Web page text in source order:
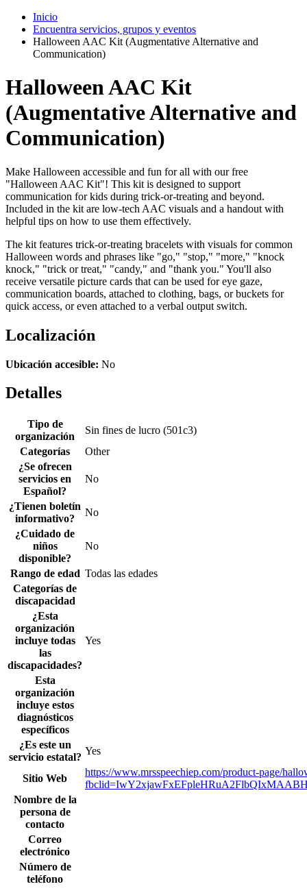
Inicio
Encuentra servicios, grupos y eventos
Halloween AAC Kit (Augmentative Alternative and
Communication)
Halloween AAC Kit
(Augmentative Alternative and
Communication)
Make Halloween accessible and fun for all with our free
"Halloween AAC Kit"! This kit is designed to support
communication for kids during trick-or-treating and beyond.
Included in the kit are low-tech AAC visuals and a handout with
helpful tips on how to use them effectively.
The kit features trick-or-treating bracelets with visuals for common
Halloween words and phrases like "go," "stop," "more," "knock
knock," "trick or treat," "candy," and "thank you." You'll also
receive versatile picture cards that can be used for eye gaze,
communication boards, attached to clothing, bags, or buckets for
quick access, or even attached to a verbal output switch.
Localización
Ubicación accesible: No
Detalles
Tipo de
organización
Sin fines de lucro (501c3)
Categorías
Other
¿Se ofrecen
servicios en
Español?
No
¿Tienen boletín
informativo?
No
¿Cuidado de
niños
disponible?
No
Rango de edad Todas las edades
Categorías de
discapacidad
¿Esta
organización
incluye todas
las
discapacidades?
Yes
Esta
organización
incluye estos
diagnósticos
específicos
¿Es este un
servicio estatal?
Yes
Sitio Web
https://www.mrsspeechiep.com/product-page/
Nombre de la
persona de
contacto
Correo
electrónico
Número de
teléfono